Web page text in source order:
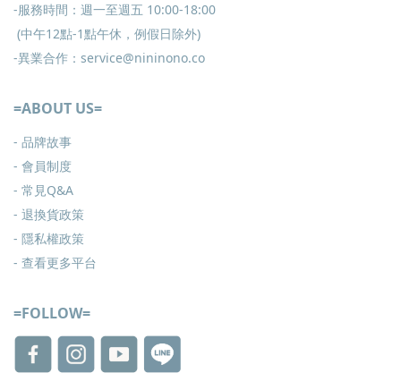
-服務時間：週一至週五 10:00-18:00
(中午12點-1點午休，例假日除外)
-異業合作：service@nininono.co
=ABOUT US=
- 品牌故事
- 會員制度
- 常見Q&A
- 退換貨政策
- 隱私權政策
- 查看更多平台
=FOLLOW=